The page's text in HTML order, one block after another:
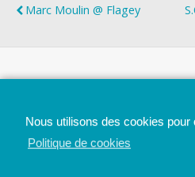
Marc Moulin @ Flagey
Nous utilisons des cookies pour
Politique de cookies